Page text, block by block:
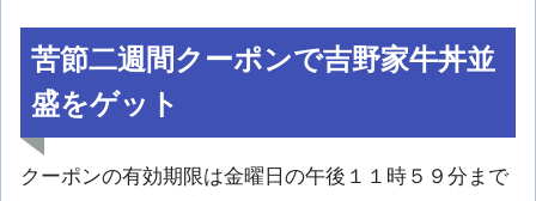
苦節二週間クーポンで吉野家牛丼並
盛をゲット
クーポンの有効期限は金曜日の午後１１時５９分まで